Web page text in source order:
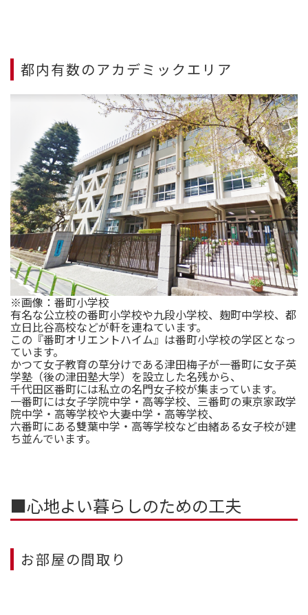
都内有数のアカデミックエリア
※画像：番町小学校
有名な公立校の番町小学校や九段小学校、麹町中学校、都
立日比谷高校などが軒を連ねています。
この『番町オリエントハイム』は番町小学校の学区となっ
ています。
かつて女子教育の草分けである津田梅子が一番町に女子英
学塾（後の津田塾大学）を設立した名残から、
千代田区番町には私立の名門女子校が集まっています。
一番町には女子学院中学・高等学校、三番町の東京家政学
院中学・高等学校や大妻中学・高等学校、
六番町にある雙葉中学・高等学校など由緒ある女子校が建
ち並んでいます。
■心地よい暮らしのための工夫
お部屋の間取り